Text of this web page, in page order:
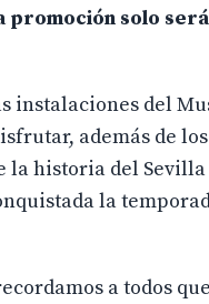
promoción solo
instalaciones del
además de los
la historia del
la
a todos